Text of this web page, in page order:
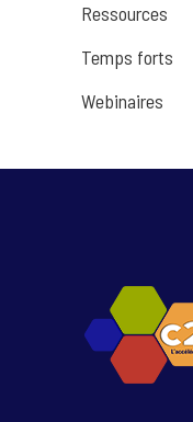
Ressources
Temps forts
Webinaires